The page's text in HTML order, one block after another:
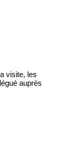
visite, les
auprès